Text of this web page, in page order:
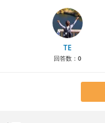
TE
回答数： 0